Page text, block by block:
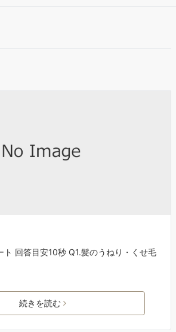
ト 回答目安10秒 Q1.髪のうねり・くせ毛
続きを読む